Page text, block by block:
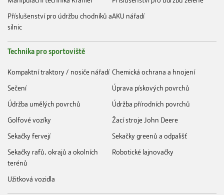
Příslušenství pro údržbu chodníků a
silnic
AKU nářadí
Technika pro sportoviště
Kompaktní traktory / nosiče nářadí Chemická ochrana a hnojení
Sečení
Úprava pískových povrchů
Údržba umělých povrchů
Údržba přírodních povrchů
Golfové vozíky
Žací stroje John Deere
Sekačky fervejí
Sekačky greenů a odpališť
Sekačky rafů, okrajů a okolních
terénů
Robotické lajnovačky
Užitková vozidla